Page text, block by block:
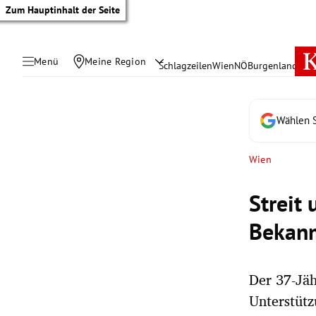
Zum Hauptinhalt der Seite
Menü Meine Region SchlagzeilenWienNÖBurgenland
Wählen
Wien
Streit
Der 37-